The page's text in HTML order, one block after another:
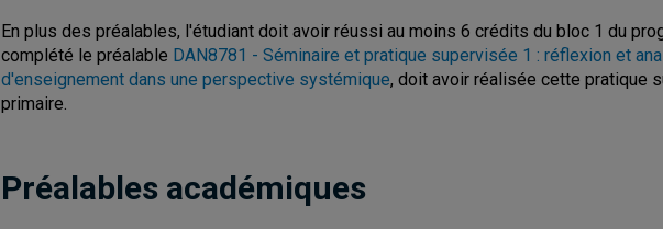
En plus des préalables, l'étudiant doit avoir réussi au moins 6 crédits du bloc 1 du
complété le préalable DAN8781 - Séminaire et pratique supervisée 1 : réflexion et
d'enseignement dans une perspective systémique, doit avoir réalisée cette pratique
primaire.
Préalables académiques